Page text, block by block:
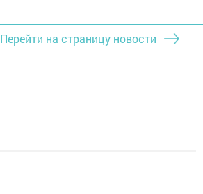
Перейти на страницу новости